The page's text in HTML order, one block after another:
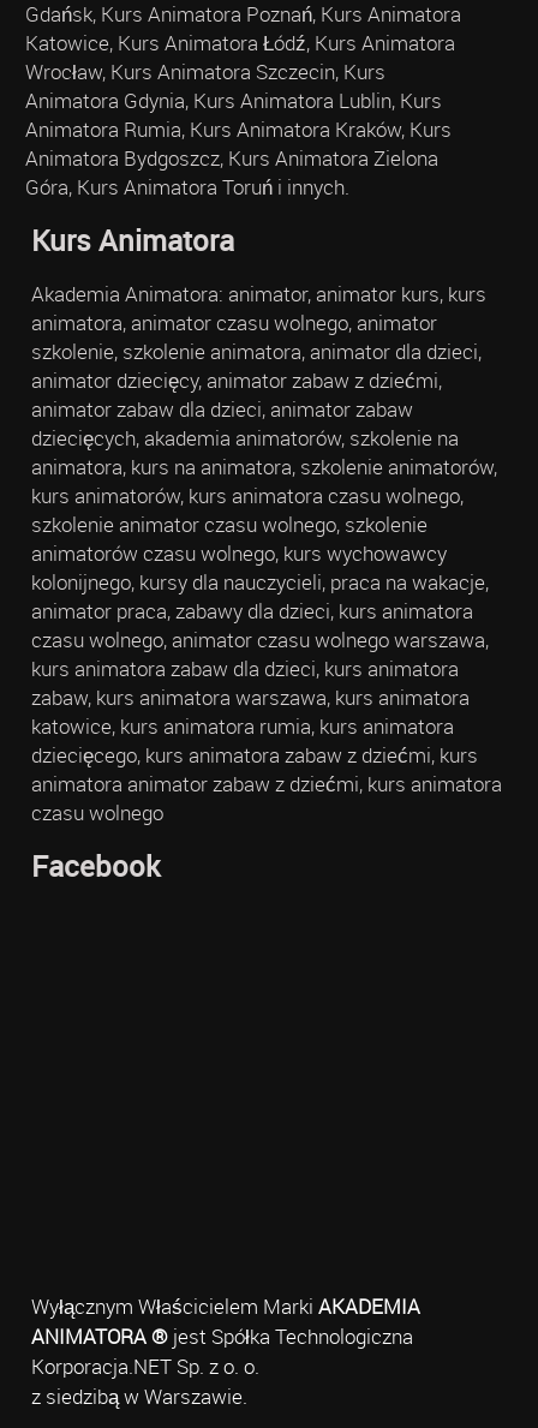
Gdańsk, Kurs Animatora Poznań, Kurs Animatora
Katowice, Kurs Animatora Łódź, Kurs Animatora
Wrocław, Kurs Animatora Szczecin, Kurs
Animatora Gdynia, Kurs Animatora Lublin, Kurs
Animatora Rumia, Kurs Animatora Kraków, Kurs
Animatora Bydgoszcz, Kurs Animatora Zielona
Góra, Kurs Animatora Toruń i innych.
Kurs Animatora
Akademia Animatora: animator, animator kurs, kurs
animatora, animator czasu wolnego, animator
szkolenie, szkolenie animatora, animator dla dzieci,
animator dziecięcy, animator zabaw z dziećmi,
animator zabaw dla dzieci, animator zabaw
dziecięcych, akademia animatorów, szkolenie na
animatora, kurs na animatora, szkolenie animatorów,
kurs animatorów, kurs animatora czasu wolnego,
szkolenie animator czasu wolnego, szkolenie
animatorów czasu wolnego, kurs wychowawcy
kolonijnego, kursy dla nauczycieli, praca na wakacje,
animator praca, zabawy dla dzieci, kurs animatora
czasu wolnego, animator czasu wolnego warszawa,
kurs animatora zabaw dla dzieci, kurs animatora
zabaw, kurs animatora warszawa, kurs animatora
katowice, kurs animatora rumia, kurs animatora
dziecięcego, kurs animatora zabaw z dziećmi, kurs
animatora animator zabaw z dziećmi, kurs animatora
czasu wolnego
Facebook
Wyłącznym Właścicielem Marki AKADEMIA
ANIMATORA ®jest Spółka Technologiczna
Korporacja.NET Sp. z o. o.
z siedzibą w Warszawie.